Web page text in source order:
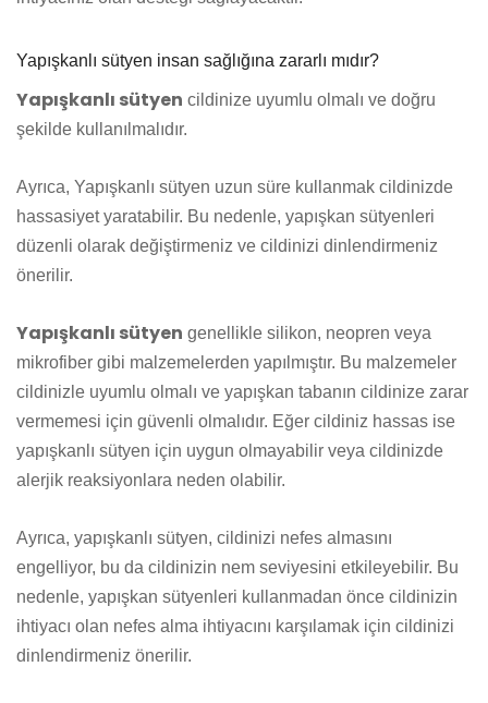
Yapışkanlı sütyen insan sağlığına zararlı mıdır?
Yapışkanlı sütyen cildinize uyumlu olmalı ve doğru
şekilde kullanılmalıdır.
Ayrıca, Yapışkanlı sütyen uzun süre kullanmak cildinizde
hassasiyet yaratabilir. Bu nedenle, yapışkan sütyenleri
düzenli olarak değiştirmeniz ve cildinizi dinlendirmeniz
önerilir.
Yapışkanlı sütyen genellikle silikon, neopren veya
mikrofiber gibi malzemelerden yapılmıştır. Bu malzemeler
cildinizle uyumlu olmalı ve yapışkan tabanın cildinize zarar
vermemesi için güvenli olmalıdır. Eğer cildiniz hassas ise
yapışkanlı sütyen için uygun olmayabilir veya cildinizde
alerjik reaksiyonlara neden olabilir.
Ayrıca, yapışkanlı sütyen, cildinizi nefes almasını
engelliyor, bu da cildinizin nem seviyesini etkileyebilir. Bu
nedenle, yapışkan sütyenleri kullanmadan önce cildinizin
ihtiyacı olan nefes alma ihtiyacını karşılamak için cildinizi
dinlendirmeniz önerilir.